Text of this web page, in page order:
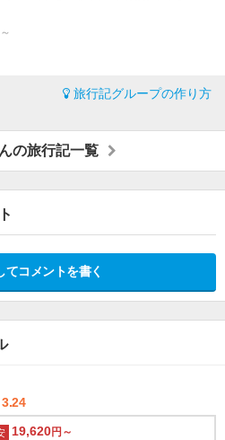
旅行記グループの作り方
の旅行記一覧
てコメントを書く
3.24
19,620円～